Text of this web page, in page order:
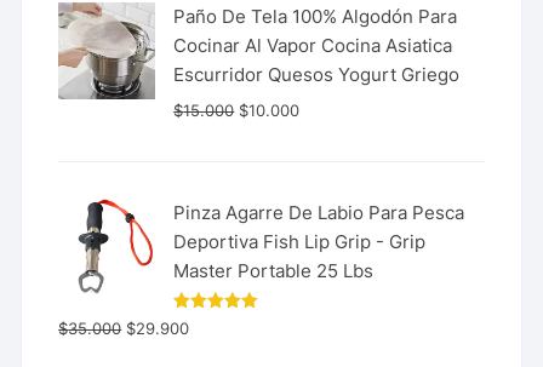
Paño De Tela 100% Algodón Para
Cocinar Al Vapor Cocina Asiatica
Escurridor Quesos Yogurt Griego
$15.000 $10.000
Pinza Agarre De Labio Para Pesca
Deportiva Fish Lip Grip - Grip
Master Portable 25 Lbs
Valorado
con
$35.000 $29.900